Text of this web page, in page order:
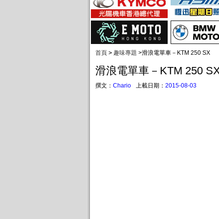
首頁 > 趣味專題 >滑浪電單車－KTM 250 SX
滑浪電單車－KTM 250
撰文： Chario 上載日期： 2015-08-03